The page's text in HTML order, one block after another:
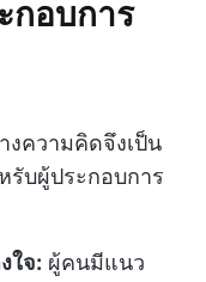
กอบการ
งความคิดจึงเป็น
รับผู้ประกอบการ
ใจ: ผู้คนมีแนว